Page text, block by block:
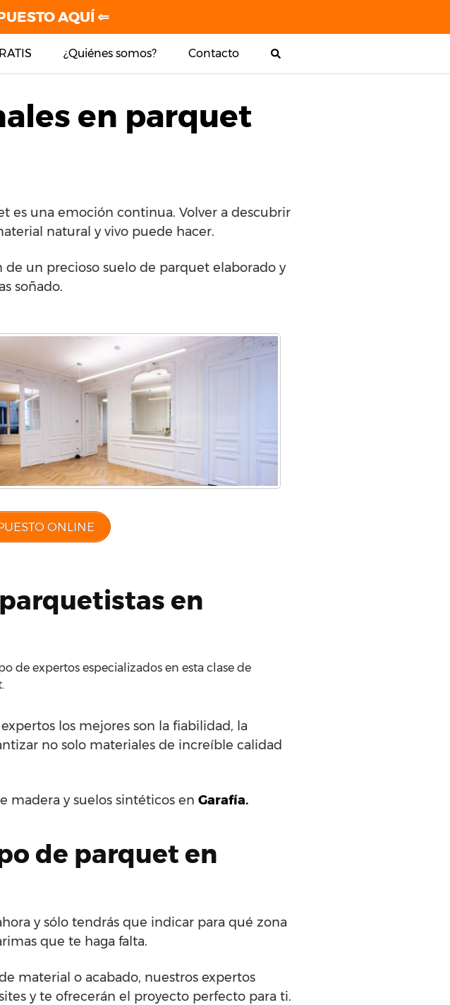
¿Quiénes somos? Contacto
en parquet
es una emoción continua. Volver a descubrir
natural y vivo puede hacer.
un precioso suelo de parquet elaborado y
soñado.
ONLINE
en
de expertos especializados en esta clase de
los mejores son la fiabilidad, la
no solo materiales de increíble calidad
madera y suelos sintéticos en Garafía.
de parquet en
y sólo tendrás que indicar para qué zona
que te haga falta.
material o acabado, nuestros expertos
y te ofrecerán el proyecto perfecto para ti.
AQUÍ ⇐